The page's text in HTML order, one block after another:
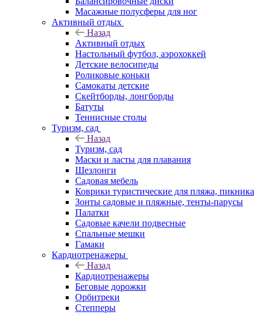
Масажные полусферы для ног
Активный отдых
Назад
Активный отдых
Настольный футбол, аэрохоккей
Детские велосипеды
Роликовые коньки
Самокаты детские
Скейтборды, лонгборды
Батуты
Теннисные столы
Туризм, сад
Назад
Туризм, сад
Маски и ласты для плавания
Шезлонги
Садовая мебель
Коврики туристические для пляжа, пикника
Зонты садовые и пляжные, тенты-парусы
Палатки
Садовые качели подвесные
Спальные мешки
Гамаки
Кардиотренажеры
Назад
Кардиотренажеры
Беговые дорожки
Орбитреки
Степперы